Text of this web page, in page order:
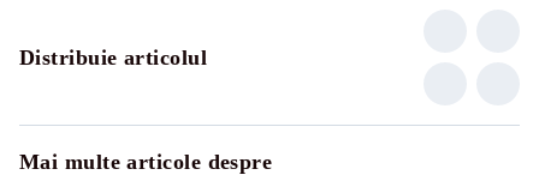
Distribuie articolul
Mai multe articole despre